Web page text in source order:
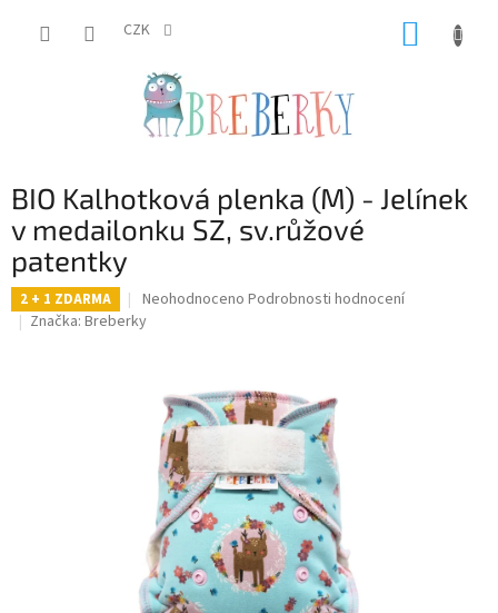
CZK
BIO Kalhotková plenka (M) - Jelínek
v medailonku SZ, sv.růžové
patentky
2 + 1 ZDARMA
Průměrné
hodnocení
hvězdiček.
Neohodnoceno Podrobnosti hodnocení
Značka: Breberky